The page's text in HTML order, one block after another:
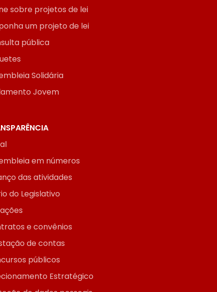
sobre projetos de lei
um projeto de lei
pública
Solidária
Jovem
em números
das atividades
do Legislativo
e convênios
de contas
públicos
Estratégico